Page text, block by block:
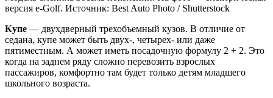
версия e⁠-⁠Golf. Источник: Best Auto Photo / Shutterstock
Купе — двухдверный трехобъемный кузов. В отличие от
седана, купе может быть двух-, четырех- или даже
пятиместным. А может иметь посадочную формулу 2 + 2. Это
когда на заднем ряду сложно перевозить взрослых
пассажиров, комфортно там будет только детям младшего
школьного возраста.